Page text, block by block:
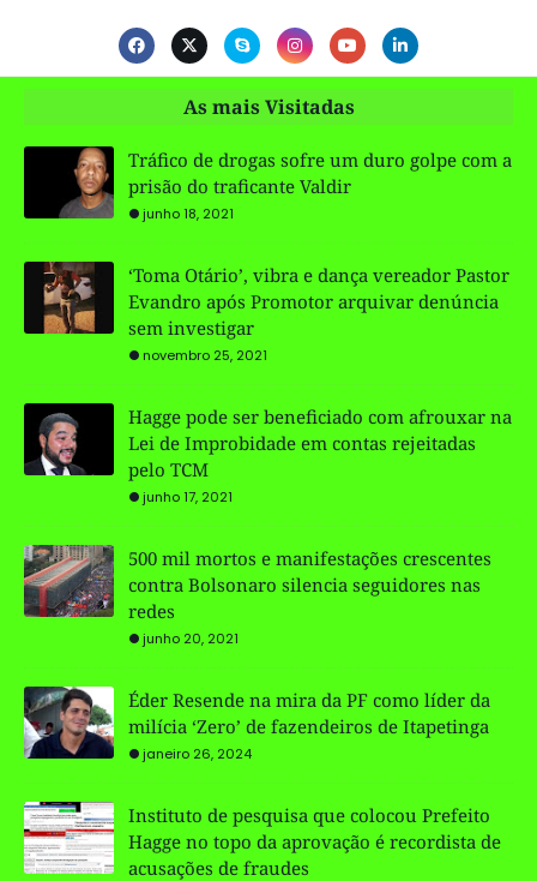
As mais Visitadas
Tráfico de drogas sofre um duro golpe com a
prisão do traficante Valdir
junho 18, 2021
‘Toma Otário’, vibra e dança vereador Pastor
Evandro após Promotor arquivar denúncia
sem investigar
novembro 25, 2021
Hagge pode ser beneficiado com afrouxar na
Lei de Improbidade em contas rejeitadas
pelo TCM
junho 17, 2021
500 mil mortos e manifestações crescentes
contra Bolsonaro silencia seguidores nas
redes
junho 20, 2021
Éder Resende na mira da PF como líder da
milícia ‘Zero’ de fazendeiros de Itapetinga
janeiro 26, 2024
Instituto de pesquisa que colocou Prefeito
Hagge no topo da aprovação é recordista de
acusações de fraudes